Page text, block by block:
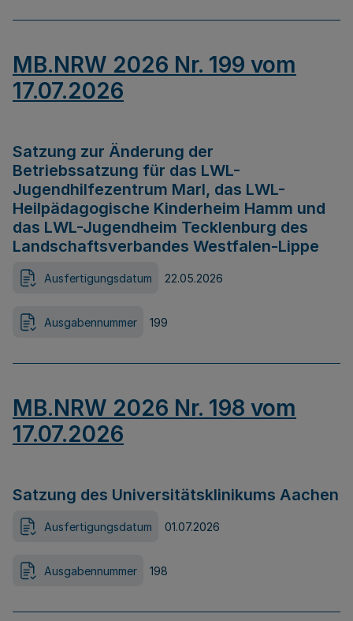
MB.NRW 2026 Nr. 199 vom
17.07.2026
Satzung zur Änderung der
Betriebssatzung für das LWL-
Jugendhilfezentrum Marl, das LWL-
Heilpädagogische Kinderheim Hamm und
das LWL-Jugendheim Tecklenburg des
Landschaftsverbandes Westfalen-Lippe
Ausfertigungsdatum 22.05.2026
Ausgabennummer 199
MB.NRW 2026 Nr. 198 vom
17.07.2026
Satzung des Universitätsklinikums Aachen
Ausfertigungsdatum 01.07.2026
Ausgabennummer 198